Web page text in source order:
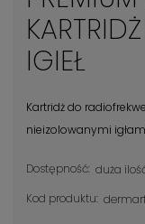
IGIEŁ
Kartridż do
nieizolowanymi
Dostępność: duża
Kod produktu: